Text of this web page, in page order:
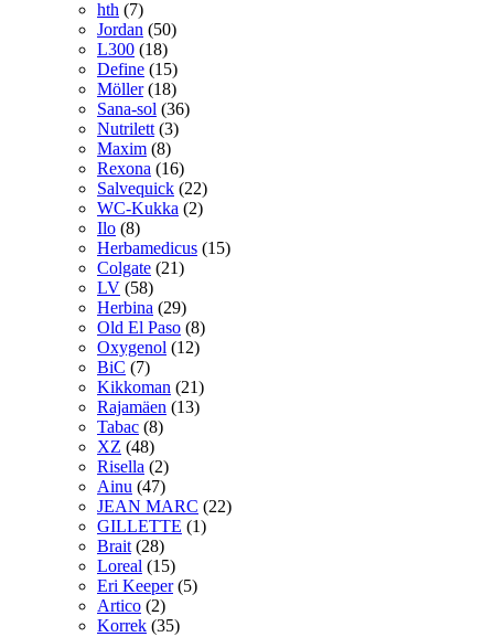
hth (7)
Jordan (50)
L300 (18)
Define (15)
Möller (18)
Sana-sol (36)
Nutrilett (3)
Maxim (8)
Rexona (16)
Salvequick (22)
WC-Kukka (2)
Ilo (8)
Herbamedicus (15)
Colgate (21)
LV (58)
Herbina (29)
Old El Paso (8)
Oxygenol (12)
BiC (7)
Kikkoman (21)
Rajamäen (13)
Tabac (8)
XZ (48)
Risella (2)
Ainu (47)
JEAN MARC (22)
GILLETTE (1)
Brait (28)
Loreal (15)
Eri Keeper (5)
Artico (2)
Korrek (35)